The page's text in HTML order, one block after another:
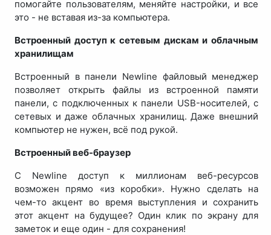
помогайте пользователям, меняйте настройки, и все
это - не вставая из-за компьютера.
Встроенный доступ к сетевым дискам и облачным
хранилищам
Встроенный в панели Newline файловый менеджер
позволяет открыть файлы из встроенной памяти
панели, с подключенных к панели USB-носителей, с
сетевых и даже облачных хранилищ. Даже внешний
компьютер не нужен, всё под рукой.
Встроенный веб-браузер
С Newline доступ к миллионам веб-ресурсов
возможен прямо «из коробки». Нужно сделать на
чем-то акцент во время выступления и сохранить
этот акцент на будущее? Один клик по экрану для
заметок и еще один - для сохранения!